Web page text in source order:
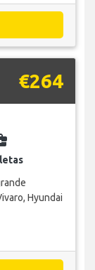
€264
Hyundai